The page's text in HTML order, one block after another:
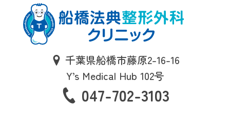
千葉県船橋市藤原2-16-16
Y’s Medical Hub 102号
047-702-3103